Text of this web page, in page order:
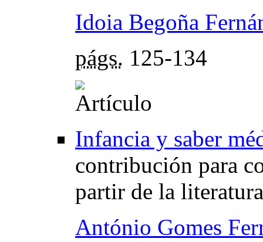
Idoia Begoña
págs. 125-134
Infancia y saber
contribución para
partir de la
António Gomes